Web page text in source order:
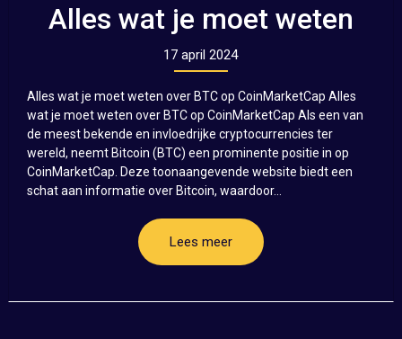
Alles wat je moet weten
17 april 2024
Alles wat je moet weten over BTC op CoinMarketCap Alles
wat je moet weten over BTC op CoinMarketCap Als een van
de meest bekende en invloedrijke cryptocurrencies ter
wereld, neemt Bitcoin (BTC) een prominente positie in op
CoinMarketCap. Deze toonaangevende website biedt een
schat aan informatie over Bitcoin, waardoor...
Lees meer